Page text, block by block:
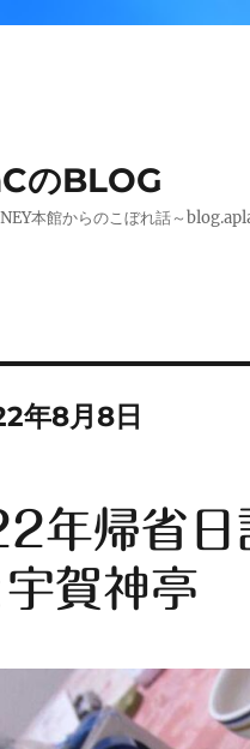
のBLOG
本館からのこぼれ話～
年8月8日
年帰省日
宇賀神亭